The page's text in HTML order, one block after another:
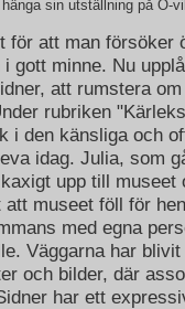
sin utställning på Ö-
att man försöker
gott minne. Nu
att rumstera
rubriken
i den känsliga och
idag. Julia, som
upp till museet
museet föll för
med egna
Väggarna har
och bilder, där
har ett